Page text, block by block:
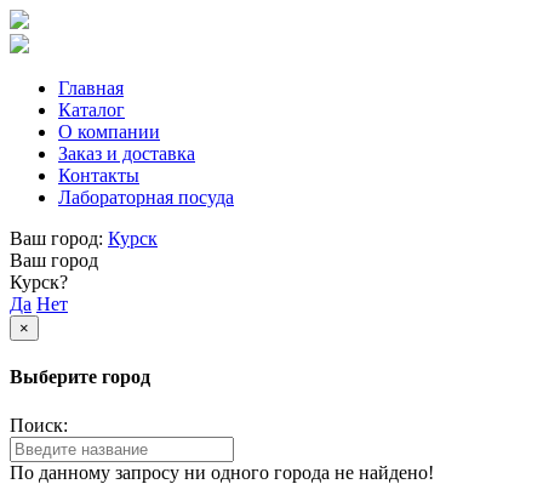
Главная
Каталог
О компании
Заказ и доставка
Контакты
Лабораторная посуда
Ваш город: Курск
Ваш город
Курск?
Да Нет
×
Выберите город
Поиск:
По данному запросу ни одного города не найдено!